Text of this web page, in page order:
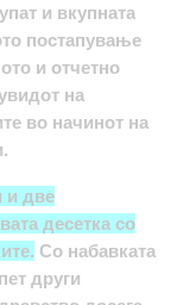
и вкупната
постапување
и отчетно
на
во начинот на
и две
десетка со
Со набавката
други